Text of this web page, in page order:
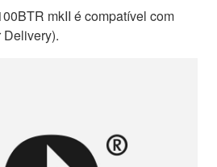
mkII é compatível com